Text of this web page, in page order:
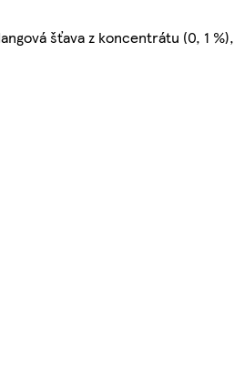
šťava z koncentrátu (0, 1 %),